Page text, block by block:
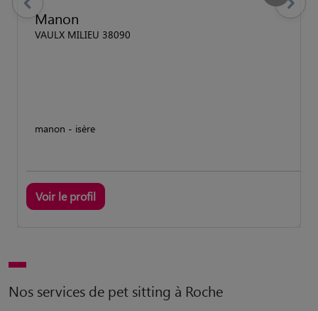
Manon
VAULX MILIEU 38090
manon - isère
Voir le profil
previous Suivant
Nos services de pet sitting à Roche